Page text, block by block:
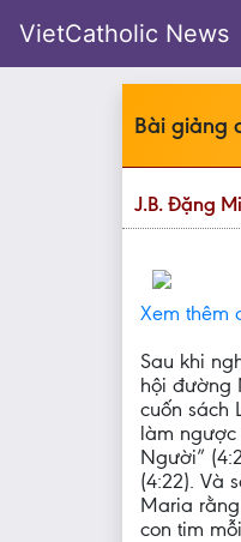
VietCatholic News
Bài giảng
J.B. Đặng
Xem thêm
Sau khi
hội đường
cuốn sách
làm
Người”
(4:22). Và
Maria
con tim